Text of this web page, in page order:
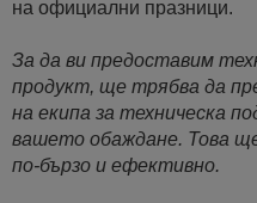
на официални празници.
За да ви предоставим
продукт, ще трябва да
на екипа за техническа
вашето обаждане. Това
по-бързо и ефективно.